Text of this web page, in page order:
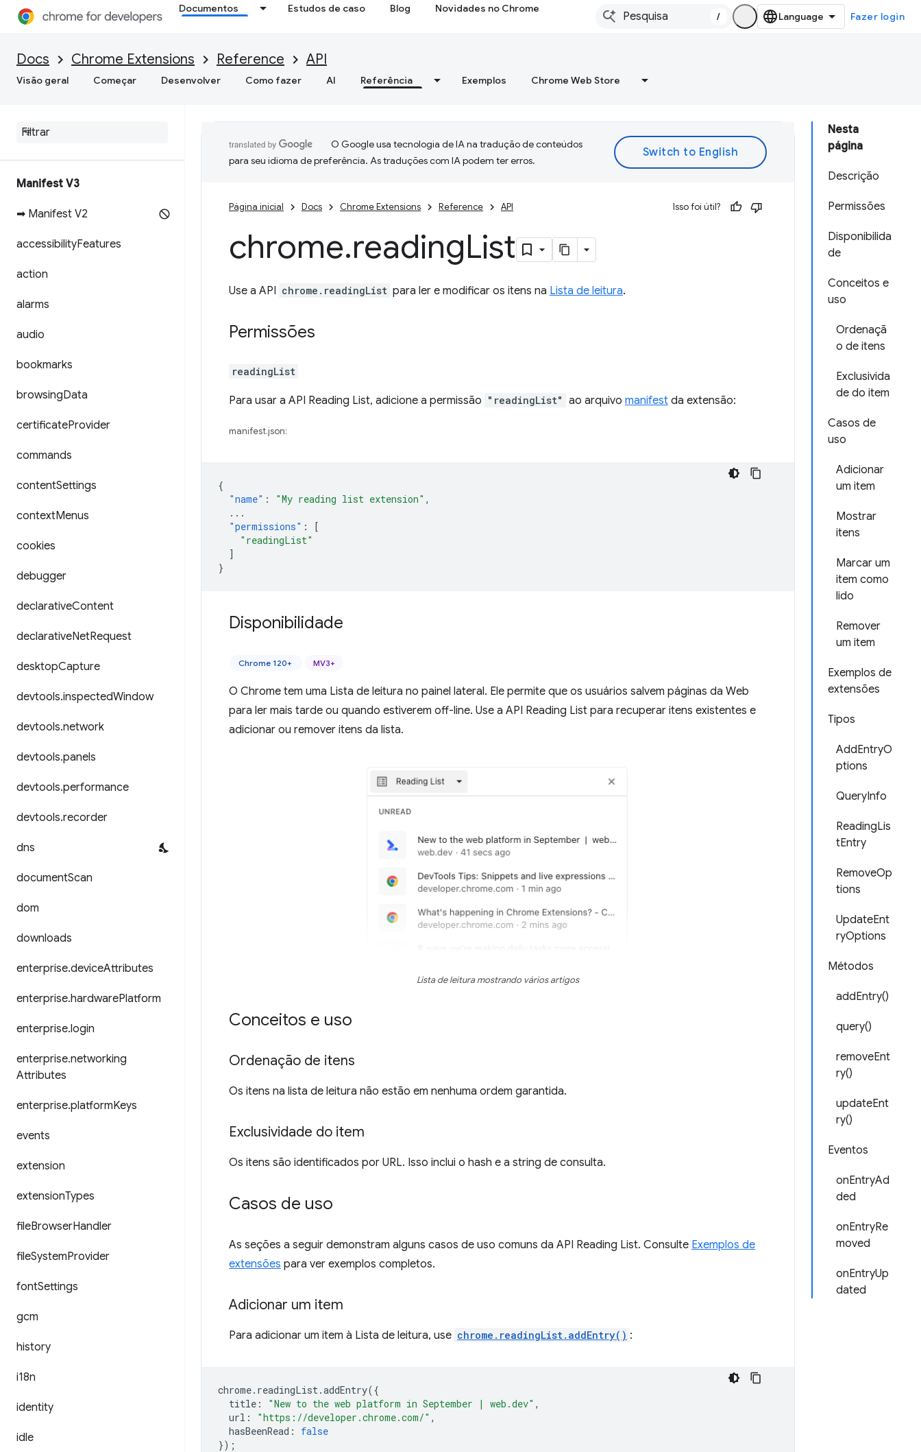
Documentos Estudos de caso Blog Novidades no Chrome
/ Fazer login
Docs Chrome Extensions Reference API
Visão geral Começar Desenvolver Como fazer AI Referência Exemplos Chrome Web Store
Manifest V3
➡ Manifest V2
accessibilityFeatures
action
alarms
audio
bookmarks
browsingData
certificateProvider
commands
contentSettings
contextMenus
cookies
debugger
declarativeContent
declarativeNetRequest
desktopCapture
devtools.inspectedWindow
devtools.network
devtools.panels
devtools.performance
devtools.recorder
dns
documentScan
dom
downloads
enterprise.deviceAttributes
enterprise.hardwarePlatform
enterprise.login
enterprise.networking
Attributes
enterprise.platformKeys
events
extension
extensionTypes
fileBrowserHandler
fileSystemProvider
fontSettings
gcm
history
i18n
identity
idle
Nesta
página
Descrição
Permissões
Disponibilida
de
Conceitos e
uso
Ordenaçã
o de itens
Exclusivida
de do item
Casos de
uso
Adicionar
um item
Mostrar
itens
Marcar um
item como
lido
Remover
um item
Exemplos de
extensões
Tipos
AddEntryO
ptions
QueryInfo
ReadingLis
tEntry
RemoveOp
tions
UpdateEnt
ryOptions
Métodos
addEntry()
query()
removeEnt
ry()
updateEnt
ry()
Eventos
onEntryAd
ded
onEntryRe
moved
onEntryUp
dated
O Google usa tecnologia de IA na tradução de conteúdos
para seu idioma de preferência. As traduções com IA podem ter erros.
Página inicial Docs Chrome Extensions Reference API Isso foi útil?
chrome.readingList
Use a API chrome.readingList para ler e modificar os itens na Lista de leitura.
Permissões
readingList
Para usar a API Reading List, adicione a permissão "readingList" ao arquivo manifest da extensão:
manifest.json:
{
"name" : "My reading list extension" ,
...
"permissions" :
[
"readingList"
]
}
Disponibilidade
Chrome 120+ MV3+
O Chrome tem uma Lista de leitura no painel lateral. Ele permite que os usuários salvem páginas da Web
para ler mais tarde ou quando estiverem off-line. Use a API Reading List para recuperar itens existentes e
adicionar ou remover itens da lista.
Lista de leitura mostrando vários artigos
Conceitos e uso
Ordenação de itens
Os itens na lista de leitura não estão em nenhuma ordem garantida.
Exclusividade do item
Os itens são identificados por URL. Isso inclui o hash e a string de consulta.
Casos de uso
As seções a seguir demonstram alguns casos de uso comuns da API Reading List. Consulte Exemplos de
extensões para ver exemplos completos.
Adicionar um item
Para adicionar um item à Lista de leitura, use chrome.readingList.addEntry() :
chrome. readingList .addEntry({
title : "New to the web platform in September | web.dev" ,
url : "https://developer.chrome.com/" ,
hasBeenRead :
false
});